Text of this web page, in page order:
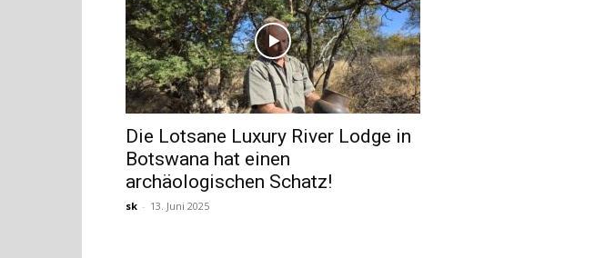
Die Lotsane Luxury River Lodge in
Botswana hat einen
archäologischen Schatz!
sk - 13. Juni 2025